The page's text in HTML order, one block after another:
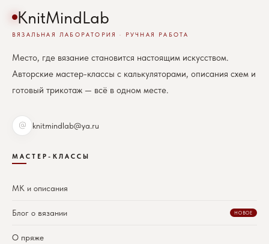
KnitMindLab
ВЯЗАЛЬНАЯ ЛАБОРАТОРИЯ · РУЧНАЯ РАБОТА
Место, где вязание становится настоящим искусством.
Авторские мастер-классы с калькуляторами, описания схем и
готовый трикотаж — всё в одном месте.
knitmindlab@ya.ru
МАСТЕР-КЛАССЫ
МК и описания
Блог о вязании НОВОЕ
О пряже